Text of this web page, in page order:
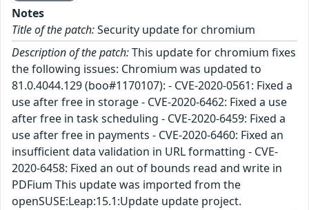
Notes
Title of the patch:Security update for chromium
Description of the patch:This update for chromium fixes
the following issues: Chromium was updated to
81.0.4044.129 (boo#1170107): - CVE-2020-0561: Fixed a
use after free in storage - CVE-2020-6462: Fixed a use
after free in task scheduling - CVE-2020-6459: Fixed a
use after free in payments - CVE-2020-6460: Fixed an
insufficient data validation in URL formatting - CVE-
2020-6458: Fixed an out of bounds read and write in
PDFium This update was imported from the
openSUSE:Leap:15.1:Update update project.